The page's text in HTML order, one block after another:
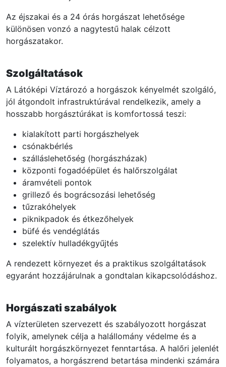
Az éjszakai és a 24 órás horgászat lehetősége
különösen vonzó a nagytestű halak célzott
horgászatakor.
Szolgáltatások
A Látóképi Víztározó a horgászok kényelmét szolgáló,
jól átgondolt infrastruktúrával rendelkezik, amely a
hosszabb horgásztúrákat is komfortossá teszi:
kialakított parti horgászhelyek
csónakbérlés
szálláslehetőség (horgászházak)
központi fogadóépület és halőrszolgálat
áramvételi pontok
grillező és bográcsozási lehetőség
tűzrakóhelyek
piknikpadok és étkezőhelyek
büfé és vendéglátás
szelektív hulladékgyűjtés
A rendezett környezet és a praktikus szolgáltatások
egyaránt hozzájárulnak a gondtalan kikapcsolódáshoz.
Horgászati szabályok
A vízterületen szervezett és szabályozott horgászat
folyik, amelynek célja a halállomány védelme és a
kulturált horgászkörnyezet fenntartása. A halőri jelenlét
folyamatos, a horgászrend betartása mindenki számára